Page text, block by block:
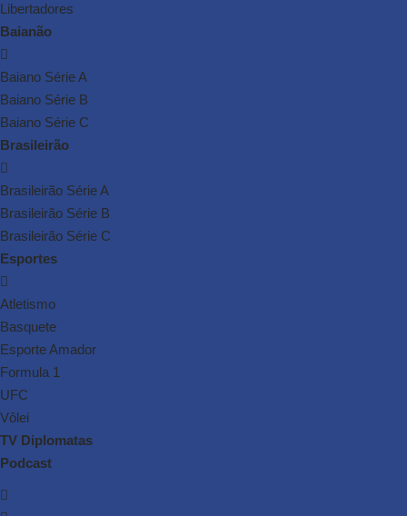
Libertadores
Baianão
Baiano Série A
Baiano Série B
Baiano Série C
Brasileirão
Brasileirão Série A
Brasileirão Série B
Brasileirão Série C
Esportes
Atletismo
Basquete
Esporte Amador
Formula 1
UFC
Vôlei
TV Diplomatas
Podcast